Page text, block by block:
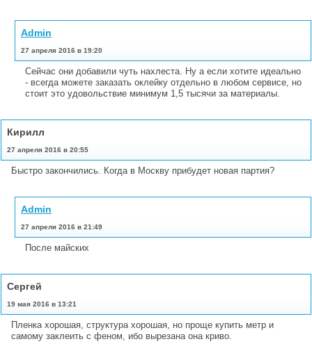
Admin
27 апреля 2016 в 19:20
Сейчас они добавили чуть нахлеста. Ну а если хотите идеально
- всегда можете заказать оклейку отдельно в любом сервисе, но
стоит это удовольствие минимум 1,5 тысячи за материалы.
Кирилл
27 апреля 2016 в 20:55
Быстро закончились. Когда в Москву прибудет новая партия?
Admin
27 апреля 2016 в 21:49
После майских
Сергей
19 мая 2016 в 13:21
Пленка хорошая, структура хорошая, но проще купить метр и
самому заклеить с феном, ибо вырезана она криво.